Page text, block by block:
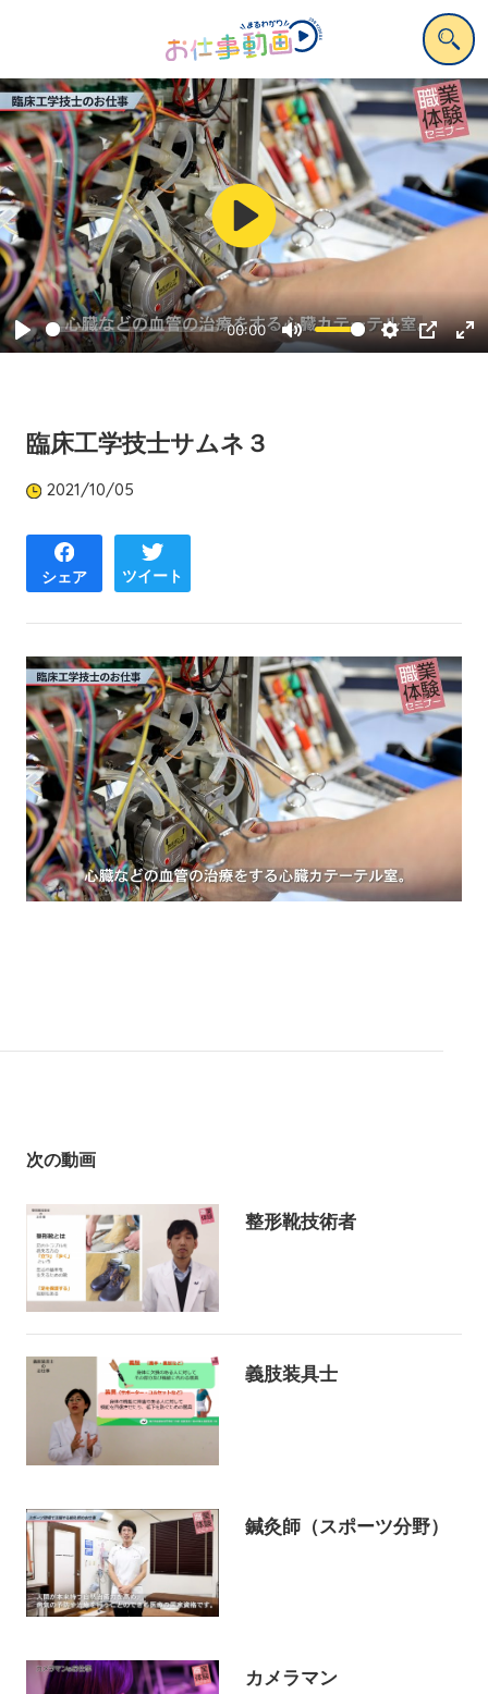
Play
00:00
Mute Settings
PIP
Play
臨床工学技士サムネ３
2021/10/05
シェア ツイート
次の動画
整形靴技術者
義肢装具士
鍼灸師（スポーツ分野）
カメラマン